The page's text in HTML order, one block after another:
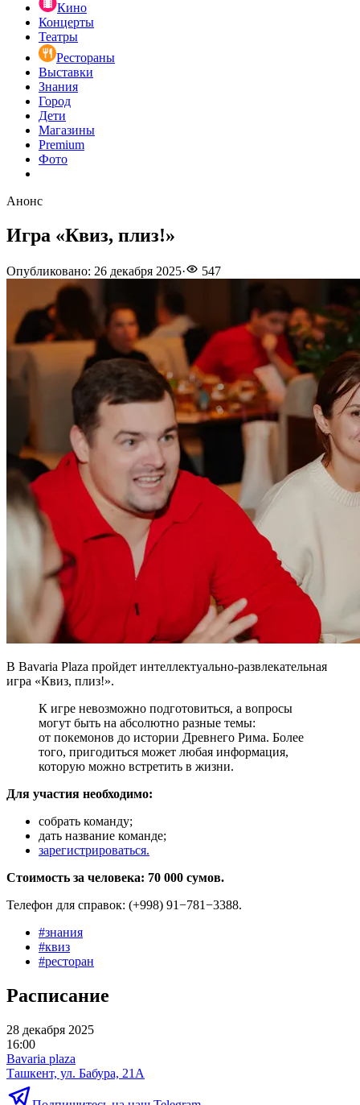
Кино
Концерты
Театры
Рестораны
Выставки
Знания
Город
Дети
Магазины
Premium
Фото
Анонс
Игра «Квиз, плиз!»
Опубликовано: 26 декабря 2025· 547
В Bavaria Plaza пройдет интеллектуально-развлекательная
игра «Квиз, плиз!».
К игре невозможно подготовиться, а вопросы
могут быть на абсолютно разные темы:
от покемонов до истории Древнего Рима. Более
того, пригодиться может любая информация,
которую можно встретить в жизни.
Для участия необходимо:
собрать команду;
дать название команде;
зарегистрироваться.
Стоимость за человека: 70 000 сумов.
Телефон для справок: (+998) 91−781−3388.
#знания
#квиз
#ресторан
Расписание
28 декабря 2025
16:00
Bavaria plaza
Ташкент, ул. Бабура, 21А